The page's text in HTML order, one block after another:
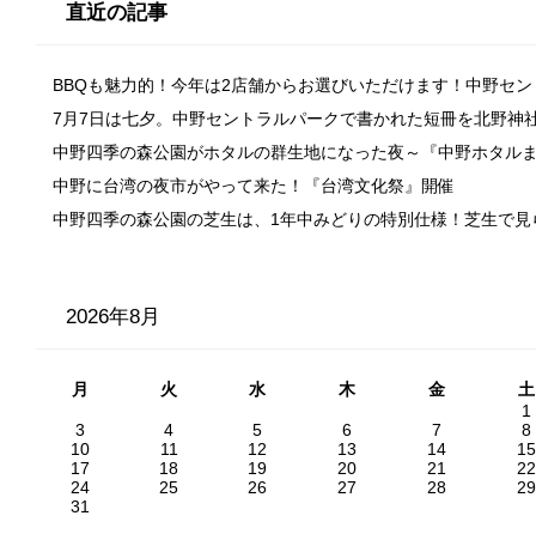
直近の記事
BBQも魅力的！今年は2店舗からお選びいただけます！中野セ
7月7日は七夕。中野セントラルパークで書かれた短冊を北野神
中野四季の森公園がホタルの群生地になった夜～『中野ホタル
中野に台湾の夜市がやって来た！『台湾文化祭』開催
中野四季の森公園の芝生は、1年中みどりの特別仕様！芝生で
2026年8月
月 火 水 木 金
土
1
3
4 5 6 7
8
10
11 12 13 14
15
17
18 19 20 21
22
24
25 26 27 28
29
31